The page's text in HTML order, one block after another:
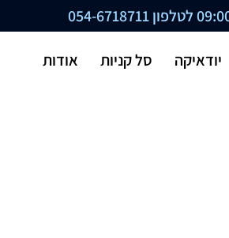
054-6718711
יודאיקה סל קניות
אודות